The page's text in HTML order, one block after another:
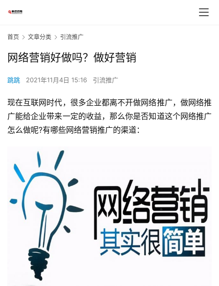
首页 文章分类 引流推广
网络营销好做吗？做好营销
跳跳 2021年11月4日 15:16 引流推广
现在互联网时代，很多企业都离不开做网络推广，做网络推
广能给企业带来一定的收益，那么你是否知道这个网络推广
怎么做呢?有哪些网络营销推广的渠道：